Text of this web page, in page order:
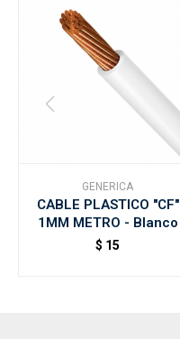
GENERICA
CABLE PLASTICO "CF"
1MM METRO - Blanco
$ 15